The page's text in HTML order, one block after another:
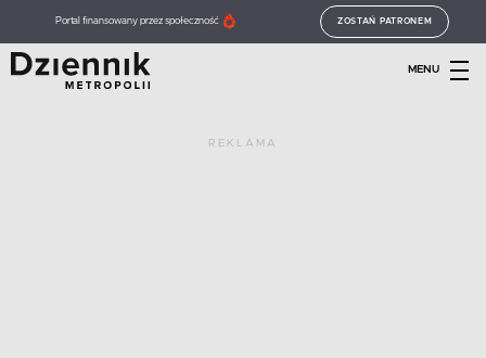
Portal finansowany przez społeczność ZOSTAŃ PATRONEM
MENU
REKLAMA